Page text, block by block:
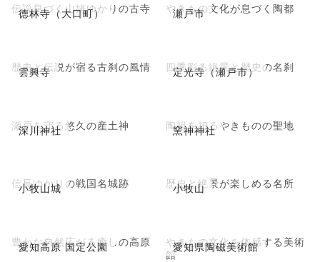
徳林寺（大口町）
伝説息づく山姥ゆかりの古寺 瀬戸市
やきもの文化が息づく陶都
雲興寺
歴史と伝説が宿る古刹の風情 定光寺（瀬戸市）
四季彩る絶景と歴史の名刹
深川神社
瀬戸を守る悠久の産土神 窯神神社
陶祖を祀るやきものの聖地
小牧山城
信長ゆかりの戦国名城跡 小牧山
歴史と絶景が楽しめる名所
愛知高原 国定公園
豊かな自然広がる癒しの高原 愛知県陶磁美術館
やきもの文化を体感する美術
館